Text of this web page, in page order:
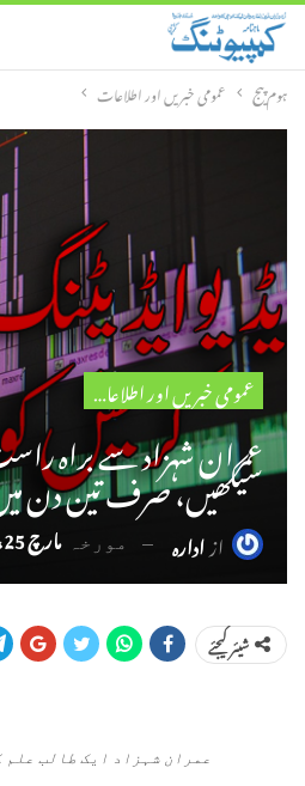
ہوم پیج عمومی خبریں اور اطلاعات
عمومی خبریں اور اطلاعات
عمران شہزاد سے براہ
سیکھیں، صرف تین دن
ازادارہ مورخہ مارچ 25، 2017
شیئر کیجئے
عمران شہزاد ایک طالب